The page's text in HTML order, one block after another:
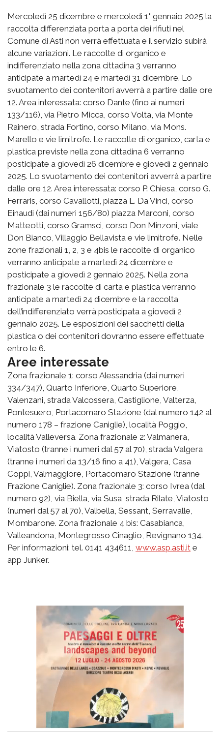
Mercoledì 25 dicembre e mercoledì 1° gennaio 2025 la
raccolta differenziata porta a porta dei rifiuti nel
Comune di Asti non verrà effettuata e il servizio subirà
alcune variazioni. Le raccolte di organico e
indifferenziato nella zona cittadina 3 verranno
anticipate a martedì 24 e martedì 31 dicembre. Lo
svuotamento dei contenitori avverrà a partire dalle ore
12. Area interessata: corso Dante (fino ai numeri
133/116), via Pietro Micca, corso Volta, via Monte
Rainero, strada Fortino, corso Milano, via Mons.
Marello e vie limitrofe. Le raccolte di organico, carta e
plastica previste nella zona cittadina 6 verranno
posticipate a giovedì 26 dicembre e giovedì 2 gennaio
2025. Lo svuotamento dei contenitori avverrà a partire
dalle ore 12. Area interessata: corso P. Chiesa, corso G.
Ferraris, corso Cavallotti, piazza L. Da Vinci, corso
Einaudi (dai numeri 156/80) piazza Marconi, corso
Matteotti, corso Gramsci, corso Don Minzoni, viale
Don Bianco, Villaggio Bellavista e vie limitrofe. Nelle
zone frazionali 1, 2, 3 e 4bis le raccolte di organico
verranno anticipate a martedì 24 dicembre e
posticipate a giovedì 2 gennaio 2025. Nella zona
frazionale 3 le raccolte di carta e plastica verranno
anticipate a martedì 24 dicembre e la raccolta
dell’indifferenziato verrà posticipata a giovedì 2
gennaio 2025. Le esposizioni dei sacchetti della
plastica o dei contenitori dovranno essere effettuate
entro le 6.
Aree interessate
Zona frazionale 1: corso Alessandria (dai numeri
334/347), Quarto Inferiore, Quarto Superiore,
Valenzani, strada Valcossera, Castiglione, Valterza,
Pontesuero, Portacomaro Stazione (dal numero 142 al
numero 178 – frazione Caniglie), località Poggio,
località Valleversa. Zona frazionale 2: Valmanera,
Viatosto (tranne i numeri dal 57 al 70), strada Valgera
(tranne i numeri da 13/16 fino a 41), Valgera, Casa
Coppi, Valmaggiore, Portacomaro Stazione (tranne
Frazione Caniglie). Zona frazionale 3: corso Ivrea (dal
numero 92), via Biella, via Susa, strada Rilate, Viatosto
(numeri dal 57 al 70), Valbella, Sessant, Serravalle,
Mombarone. Zona frazionale 4 bis: Casabianca,
Valleandona, Montegrosso Cinaglio, Revignano 134.
Per informazioni: tel. 0141 434611, www.asp.asti.it e
app Junker.